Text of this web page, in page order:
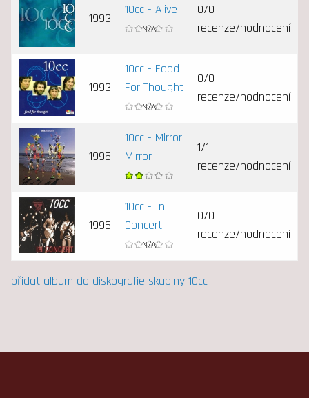
1993
10cc - Alive
0/0
recenze/hodnocení
1993
10cc - Food
For Thought
0/0
recenze/hodnocení
1995
10cc - Mirror
Mirror
1/1
recenze/hodnocení
1996
10cc - In
Concert
0/0
recenze/hodnocení
přidat album do diskografie skupiny 10cc